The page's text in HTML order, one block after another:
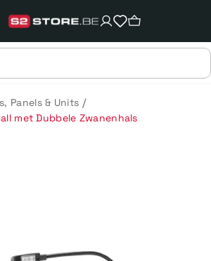
Panels & Units /
met Dubbele Zwanenhals